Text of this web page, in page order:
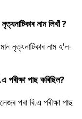
নাম লিখাঁ ?
নৃত্যনাটিকাৰ নাম হ'ল-
পাছ কৰিছিল?
পৰা বি.এ পৰীক্ষা পাছ